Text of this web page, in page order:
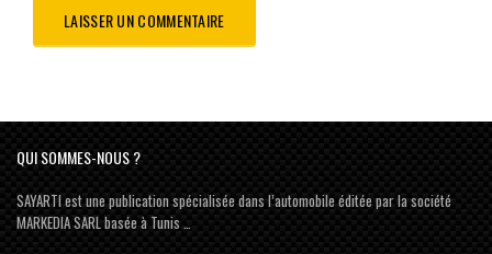
QUI SOMMES-NOUS ?
SAYARTI est une publication spécialisée dans l’automobile éditée par la société
MARKEDIA SARL basée à Tunis …